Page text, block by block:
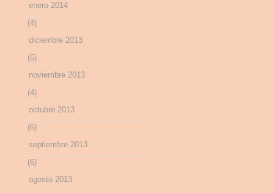
enero 2014
(4)
diciembre 2013
(5)
noviembre 2013
(4)
octubre 2013
(6)
septiembre 2013
(6)
agosto 2013